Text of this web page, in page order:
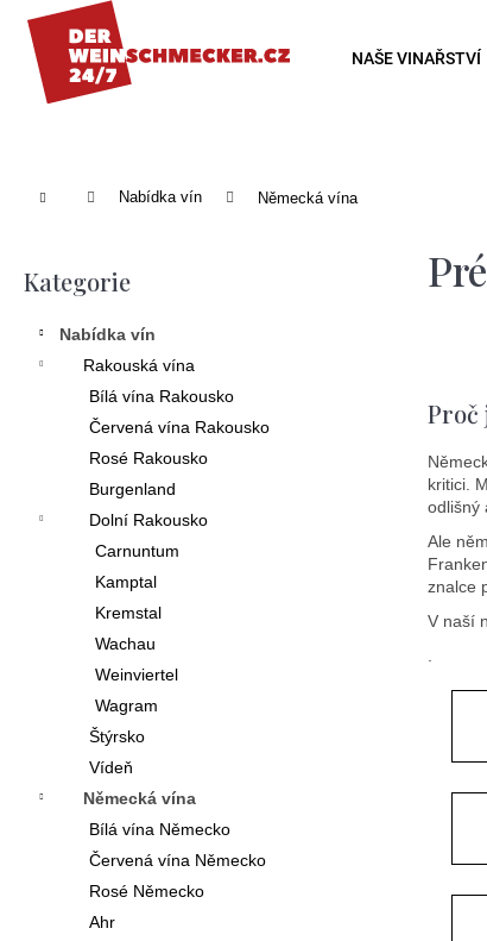
NAŠE VINAŘSTVÍ
Domů Nabídka vín Německá vína
Přeskočit
kategorie
Kategorie
Nabídka vín
Rakouská vína
Bílá vína Rakousko
Červená vína Rakousko
Rosé Rakousko
Burgenland
Dolní Rakousko
Carnuntum
Kamptal
Kremstal
Wachau
Weinviertel
Wagram
Štýrsko
Vídeň
Německá vína
Bílá vína Německo
Červená vína Německo
Rosé Německo
Ahr
Proč
kritici.
odlišný
Ale
znalce
V naší
Zpět
do
Zpět
do